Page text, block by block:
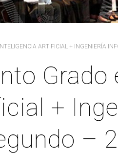
de gobierno
de riesgos
profesionales
bienvenida para el
nuevo
extracurriculares
Prácticas en empresa
Tutorial)
PIUNE
Evaluación por
ARTIFICIAL + INGENIERÍA
Grado
+
–